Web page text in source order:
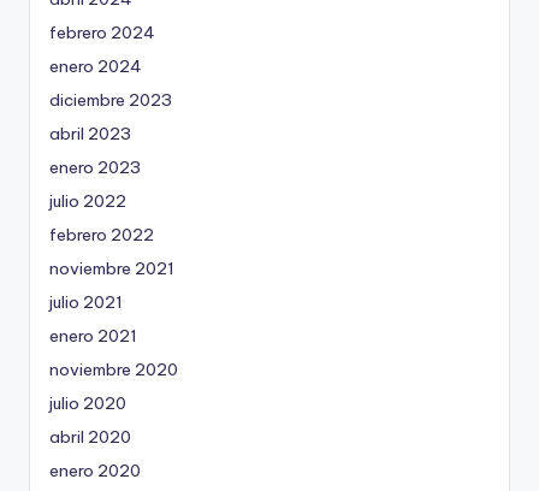
febrero 2024
enero 2024
diciembre 2023
abril 2023
enero 2023
julio 2022
febrero 2022
noviembre 2021
julio 2021
enero 2021
noviembre 2020
julio 2020
abril 2020
enero 2020